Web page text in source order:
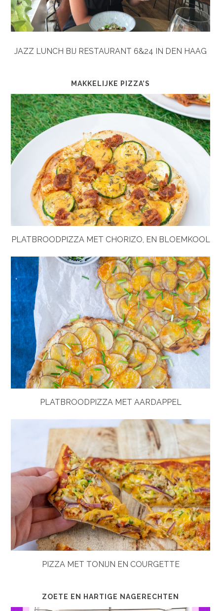
JAZZ LUNCH BIJ RESTAURANT 6&24 IN DEN HAAG
MAKKELIJKE PIZZA’S
PLATBROODPIZZA MET CHORIZO, EN BLOEMKOOL
PLATBROODPIZZA MET AARDAPPEL
PIZZA MET TONIJN EN COURGETTE
ZOETE EN HARTIGE NAGERECHTEN